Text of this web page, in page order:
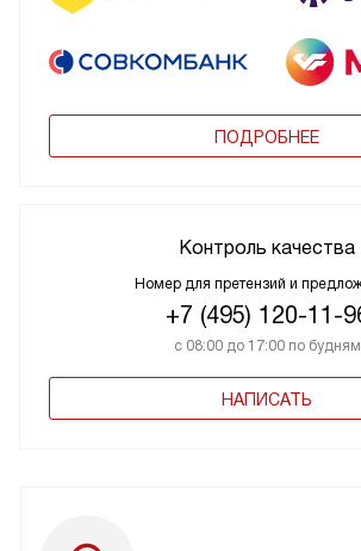
ПОДРОБНЕЕ
Контроль качества
Номер для претензий и
+7 (495) 120-11-
с 08:00 до 17:00 по будням
НАПИСАТЬ